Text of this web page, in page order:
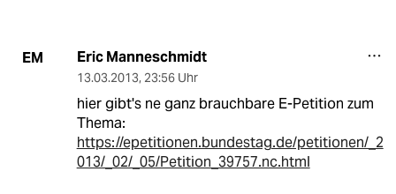
EM Eric Manneschmidt
13.03.2013, 23:56 Uhr
hier gibt's ne ganz brauchbare E-Petition zum
Thema:
https://epetitionen.bundestag.de/petitionen/_2
013/_02/_05/Petition_39757.nc.html